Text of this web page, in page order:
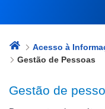
Acesso à
Gestão de Pessoas
Gestão de